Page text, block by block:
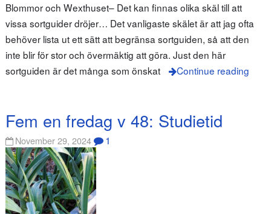
Blommor och Wexthuset– Det kan finnas olika skäl till att
vissa sortguider dröjer… Det vanligaste skälet är att jag ofta
behöver lista ut ett sätt att begränsa sortguiden, så att den
inte blir för stor och övermäktig att göra. Just den här
sortguiden är det många som önskat
Continue reading
Fem en fredag v 48: Studietid
November 29, 2024 1